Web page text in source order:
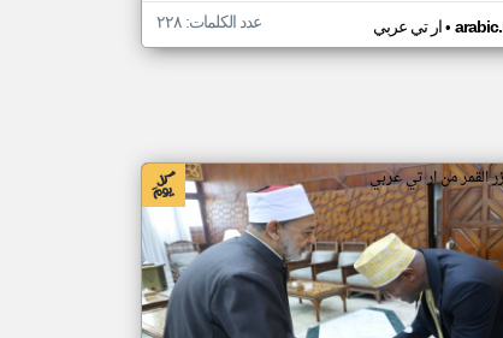
ار تي عربي• عدد الكلمات: ٢٢٨
القمر من ار تي عربي